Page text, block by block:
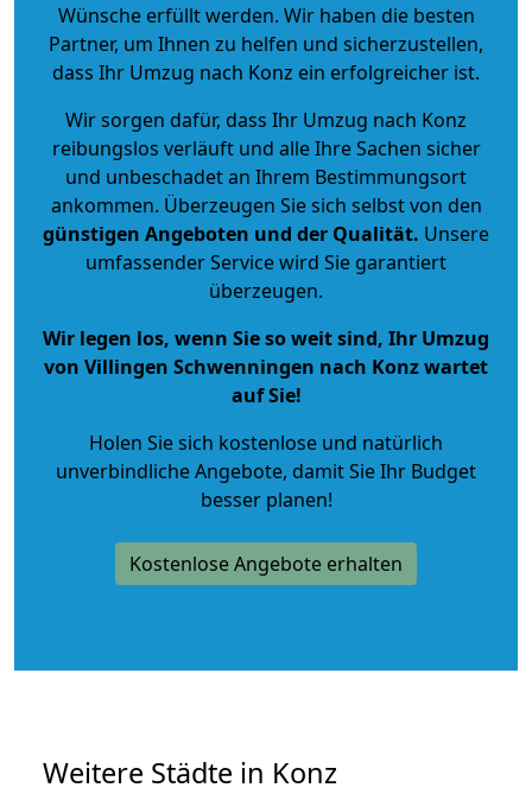
Wünsche erfüllt werden. Wir haben die besten
Partner, um Ihnen zu helfen und sicherzustellen,
dass Ihr Umzug nach Konz ein erfolgreicher ist.
Wir sorgen dafür, dass Ihr Umzug nach Konz
reibungslos verläuft und alle Ihre Sachen sicher
und unbeschadet an Ihrem Bestimmungsort
ankommen. Überzeugen Sie sich selbst von den
günstigen Angeboten und der Qualität. Unsere
umfassender Service wird Sie garantiert
überzeugen.
Wir legen los, wenn Sie so weit sind, Ihr Umzug
von Villingen Schwenningen nach Konz wartet
auf Sie!
Holen Sie sich kostenlose und natürlich
unverbindliche Angebote, damit Sie Ihr Budget
besser planen!
Kostenlose Angebote erhalten
Weitere Städte in Konz